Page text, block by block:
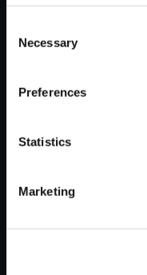
Selection
Necessary
Preferences
Statistics
Marketing